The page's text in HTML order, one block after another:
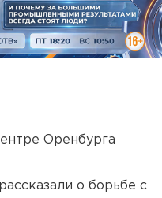
Оренбурга
о борьбе с